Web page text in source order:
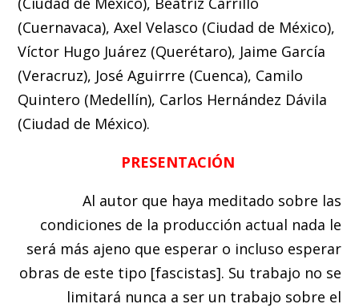
(Cuernavaca), Axel Velasco (Ciudad de México),
Víctor Hugo Juárez (Querétaro), Jaime García
(Veracruz), José Aguirrre (Cuenca), Camilo
Quintero (Medellín), Carlos Hernández Dávila
(Ciudad de México).
PRESENTACIÓN
Al autor que haya meditado sobre las
condiciones de la producción actual nada le
será más ajeno que esperar o incluso esperar
obras de este tipo [fascistas]. Su trabajo no se
limitará nunca a ser un trabajo sobre el